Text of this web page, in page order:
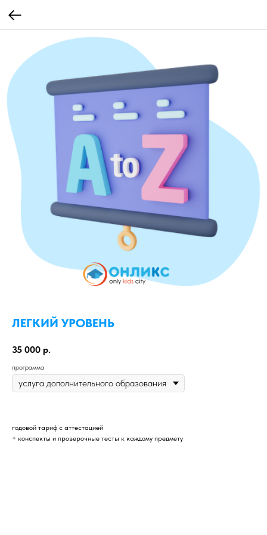
ЛЕГКИЙ УРОВЕНЬ
35 000 р.
программа
годовой тариф с аттестацией
+ конспекты и проверочные тесты к каждому предмету